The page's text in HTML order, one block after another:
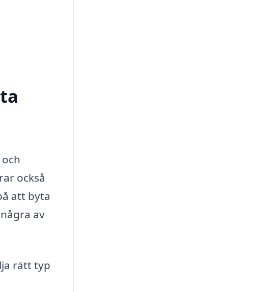
också
att byta
av
rätt typ